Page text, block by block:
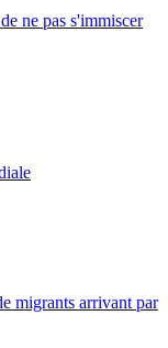
ne pas s'immiscer
migrants arrivant par